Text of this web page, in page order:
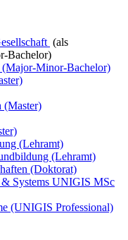
(als
Bachelor)
Minor-Bachelor)
(Master)
(Lehramt)
(Lehramt)
(Doktorat)
Systems UNIGIS MSc
(UNIGIS Professional)